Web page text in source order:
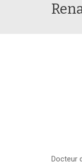
Docteur